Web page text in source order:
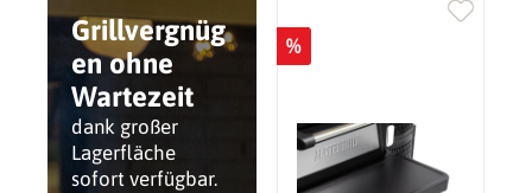
Grillvergnüg
en ohne
Wartezeit
dank großer
Lagerfläche
sofort verfügbar.
%